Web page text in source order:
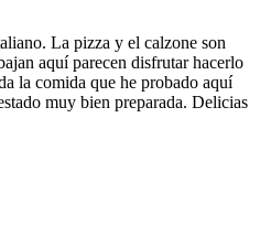
La pizza y el calzone son
aquí parecen disfrutar hacerlo
la comida que he probado aquí
muy bien preparada. Delicias